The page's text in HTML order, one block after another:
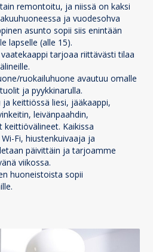
remontoitu, ja niissä on kaksi
ja vuodesohva
asunto sopii siis enintään
lapselle (alle 15).
tarjoaa riittävästi tilaa
ruokailuhuone avautuu omalle
ja pyykkinarulla.
keittiössä liesi, jääkaappi,
leivänpaahdin,
Kaikissa
Fi, hiustenkuivaaja ja
päivittäin ja tarjoamme
viikossa.
huoneistoista sopii